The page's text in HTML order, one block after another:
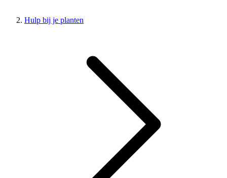
Hulp bij je planten